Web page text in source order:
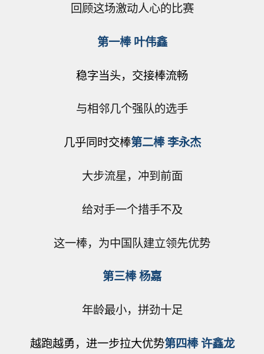
回顾这场激动人心的比赛
第一棒 叶伟鑫
稳字当头，交接棒流畅
与相邻几个强队的选手
几乎同时交棒第二棒 李永杰
大步流星，冲到前面
给对手一个措手不及
这一棒，为中国队建立领先优势
第三棒杨嘉
年龄最小，拼劲十足
越跑越勇，进一步拉大优势第四棒许鑫龙